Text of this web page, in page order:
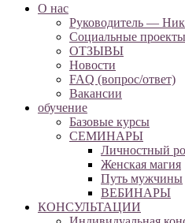
О нас
Руководитель —
Социальные проекты
ОТЗЫВЫ
Новости
FAQ (вопрос/ответ)
Вакансии
обучение
Базовые курсы
СЕМИНАРЫ
Личностный
Женская магия
Путь мужчины
ВЕБИНАРЫ
КОНСУЛЬТАЦИИ